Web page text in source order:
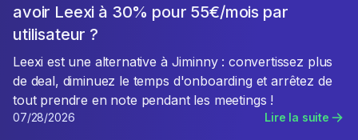
avoir Leexi à 30% pour 55€/mois par
utilisateur ?
Leexi est une alternative à Jiminny : convertissez plus
de deal, diminuez le temps d'onboarding et arrêtez de
tout prendre en note pendant les meetings !
07/28/2026 Lire la suite